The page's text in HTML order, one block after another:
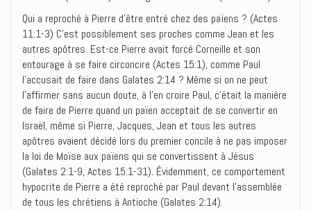
Qui a reproché à Pierre d’être entré chez des païens ? (Actes
11:1-3) C’est possiblement ses proches comme Jean et les
autres apôtres. Est-ce Pierre avait forcé Corneille et son
entourage à se faire circoncire (Actes 15:1), comme Paul
l’accusait de faire dans Galates 2:14 ? Même si on ne peut
l’affirmer sans aucun doute, à l’en croire Paul, c’était la manière
de faire de Pierre quand un païen acceptait de se convertir en
Israël, même si Pierre, Jacques, Jean et tous les autres
apôtres avaient décidé lors du premier concile à ne pas imposer
la loi de Moïse aux païens qui se convertissent à Jésus
(Galates 2:1-9, Actes 15:1-31). Évidemment, ce comportement
hypocrite de Pierre a été reproché par Paul devant l’assemblée
de tous les chrétiens à Antioche (Galates 2:14).